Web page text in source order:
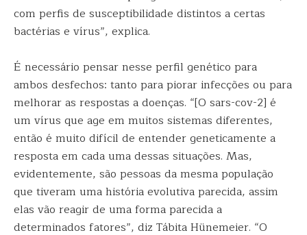
com perfis de susceptibilidade distintos a certas
bactérias e vírus”, explica.
É necessário pensar nesse perfil genético para
ambos desfechos: tanto para piorar infecções ou para
melhorar as respostas a doenças. “[O sars-cov-2] é
um vírus que age em muitos sistemas diferentes,
então é muito difícil de entender geneticamente a
resposta em cada uma dessas situações. Mas,
evidentemente, são pessoas da mesma população
que tiveram uma história evolutiva parecida, assim
elas vão reagir de uma forma parecida a
determinados fatores”, diz Tábita Hünemeier. “O